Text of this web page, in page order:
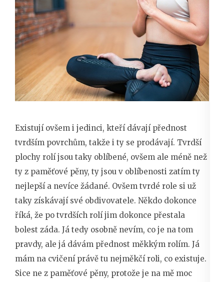
Existují ovšem i jedinci, kteří dávají přednost
tvrdším povrchům, takže i ty se prodávají. Tvrdší
plochy rolí jsou taky oblíbené, ovšem ale méně než
ty z paměťové pěny, ty jsou v oblíbenosti zatím ty
nejlepší a nevíce žádané. Ovšem tvrdé role si už
taky získávají své obdivovatele. Někdo dokonce
říká, že po tvrdších rolí jim dokonce přestala
bolest záda. Já tedy osobně nevím, co je na tom
pravdy, ale já dávám přednost měkkým rolím. Já
mám na cvičení právě tu nejměkčí roli, co existuje.
Sice ne z paměťové pěny, protože je na mě moc